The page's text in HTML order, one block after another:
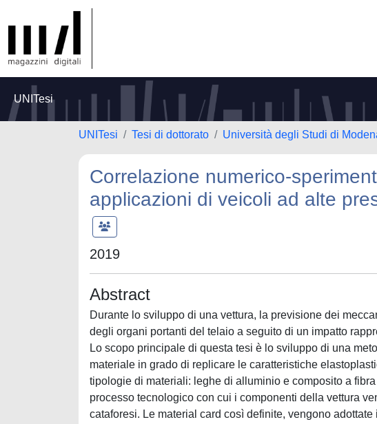
UNITesi
UNITesi Tesi di dottorato Università degli Studi di
Correlazione numerico-
applicazioni di veicoli ad alte
2019
Abstract
Durante lo sviluppo di una vettura, la previsione dei
degli organi portanti del telaio a seguito di un impatto
Lo scopo principale di questa tesi è lo sviluppo di una
materiale in grado di replicare le caratteristiche
tipologie di materiali: leghe di alluminio e composito a
processo tecnologico con cui i componenti della vettura
cataforesi. Le material card così definite, vengono